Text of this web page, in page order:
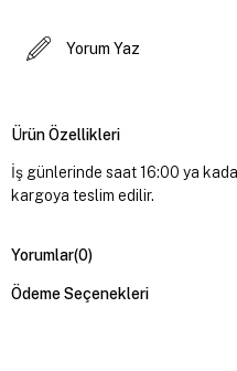
Yorum Yaz
Ürün Özellikleri
İş günlerinde saat 16:00 ya
kargoya teslim edilir.
Yorumlar(0)
Ödeme Seçenekleri